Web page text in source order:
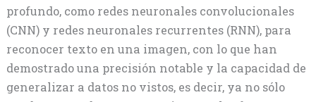
profundo, como redes neuronales convolucionales
(CNN) y redes neuronales recurrentes (RNN), para
reconocer texto en una imagen, con lo que han
demostrado una precisión notable y la capacidad de
generalizar a datos no vistos, es decir, ya no sólo